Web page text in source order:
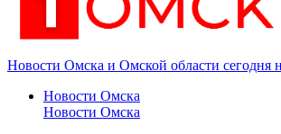
Новости Омска и Омской области сегодня
Новости Омска
Новости Омска